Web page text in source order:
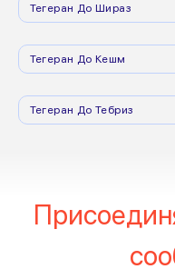
Тегеран До Шираз
Тегеран До Кешм
Тегеран До Тебриз